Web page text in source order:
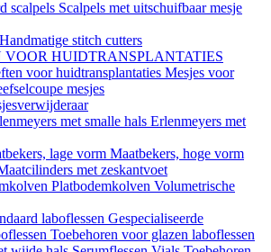
scalpels Scalpels met uitschuifbaar mesje
Handmatige stitch cutters
VOOR HUIDTRANSPLANTATIES
voor huidtransplantaties Mesjes voor
mesjes
met smalle hals Erlenmeyers met
lage vorm Maatbekers, hoge vorm
met zeskantvoet
Platbodemkolven Volumetrische
laboflessen Gespecialiseerde
Toebehoren voor glazen laboflessen